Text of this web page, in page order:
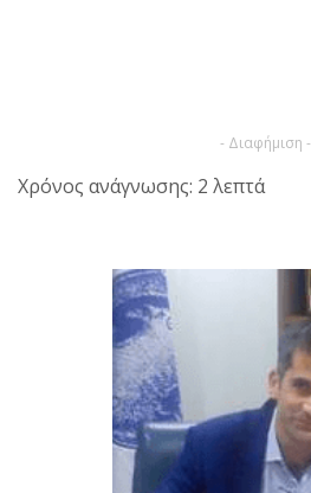
- Διαφήμιση -
Χρόνος ανάγνωσης: 2 λεπτά